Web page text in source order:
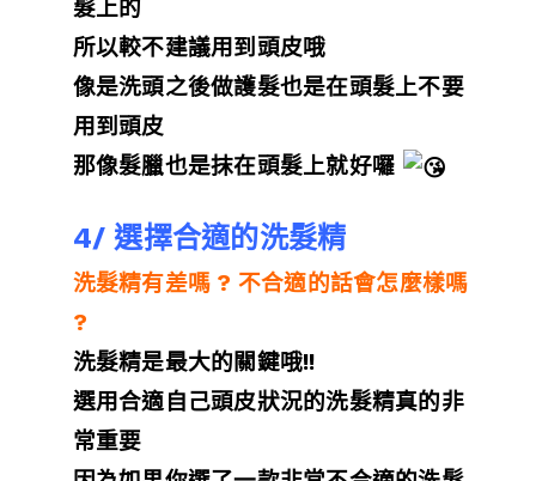
髮上的
所以較不建議用到頭皮哦
像是洗頭之後做護髮也是在頭髮上不要
用到頭皮
那像髮臘也是抹在頭髮上就好囉
4/ 選擇合適的洗髮精
洗髮精有差嗎 ? 不合適的話會怎麼樣嗎
?
洗髮精是最大的關鍵哦!!
選用合適自己頭皮狀況的洗髮精真的非
常重要